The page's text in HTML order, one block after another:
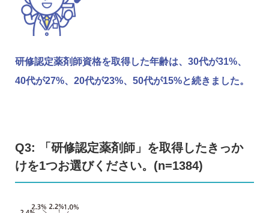
研修認定薬剤師資格を取得した年齢は、30代が31%、
40代が27%、20代が23%、50代が15%と続きました。
Q3: 「研修認定薬剤師」を取得したきっか
けを1つお選びください。(n=1384)